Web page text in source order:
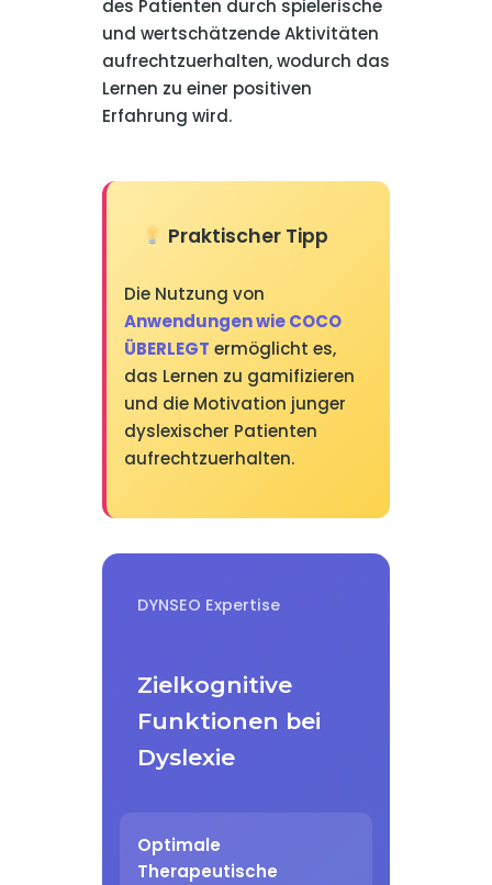
des Patienten durch spielerische
und wertschätzende Aktivitäten
aufrechtzuerhalten, wodurch das
Lernen zu einer positiven
Erfahrung wird.
Praktischer Tipp
Die Nutzung von
Anwendungen wie COCO
ÜBERLEGT ermöglicht es,
das Lernen zu gamifizieren
und die Motivation junger
dyslexischer Patienten
aufrechtzuerhalten.
DYNSEO Expertise
Zielkognitive
Funktionen bei
Dyslexie
Optimale
Therapeutische